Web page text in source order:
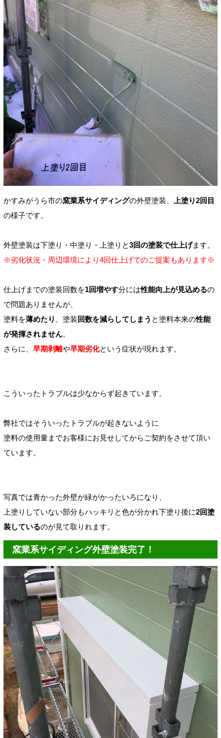
かすみがうら市の窯業系サイディングの外壁塗装、
上塗り2回目
の様子です。
外壁塗装は下塗り・中塗り・上塗りと3回の塗装で仕上げます。
※劣化状況・周辺環境により4回仕上げでのご提案もあります※
仕上げまでの塗装回数を1回増やす分には性能向上が見込めるの
で問題ありませんが、
塗料を薄めたり 、塗装 回数を減らしてしまう と塗料本来の性能
が発揮されません。
さらに、 早期剥離や早期劣化という症状が現れます。
こういったトラブルは少なからず起きています。
弊社ではそういったトラブルが起きないように
塗料の使用量までお客様にお見せしてからご契約をさせて頂い
ています。
写真では青かった外壁が緑がかったいろになり、
上塗りしていない部分もハッキリと色が分かれ下塗り後に2回塗
装しているのが見て取りれます。
窯業系サイディング外壁塗装完了！